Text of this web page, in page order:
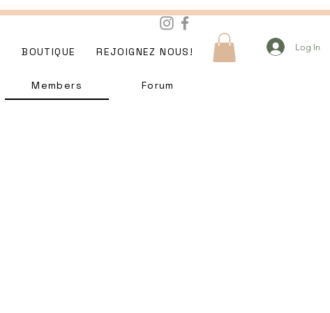
BOUTIQUE REJOIGNEZ NOUS!
Members Forum
Log In